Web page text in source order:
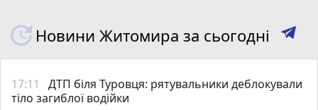
Новини Житомира за сьогодні
17:11
ДТП біля Туровця: рятувальники деблокували
тіло загиблої водійки